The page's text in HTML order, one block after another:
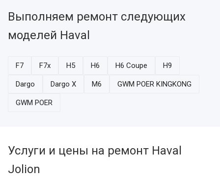
Выполняем ремонт следующих
моделей Haval
F7 F7x H5 H6 H6 Coupe H9
Dargo Dargo X M6 GWM POER KINGKONG
GWM POER
Услуги и цены на ремонт Haval
Jolion